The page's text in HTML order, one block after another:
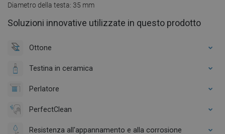
Diametro della testa: 35 mm
Soluzioni innovative utilizzate in questo prodotto
Ottone
Testina in ceramica
Perlatore
PerfectClean
Resistenza all'appannamento e alla corrosione